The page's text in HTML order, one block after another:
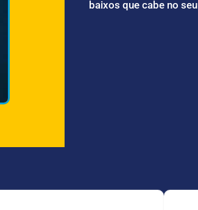
baixos que cabe no